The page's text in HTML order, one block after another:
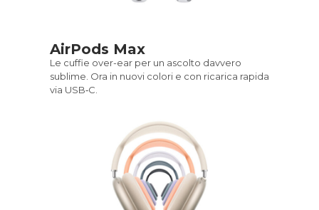
AirPods Max
Le cuffie over-ear per un ascolto davvero
sublime. Ora in nuovi colori e con ricarica rapida
via USB‑C.